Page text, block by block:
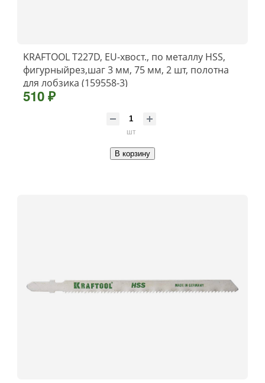
KRAFTOOL T227D, EU-хвост., по металлу HSS,
фигурныйрез,шаг 3 мм, 75 мм, 2 шт, полотна
для лобзика (159558-3)
510 ₽
шт
В корзину